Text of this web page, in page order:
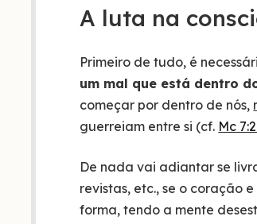
A luta na
Primeiro de tudo, é
um mal que está dentro
começar por dentro de nós,
guerreiam entre si (cf. Mc
De nada vai adiantar se
revistas, etc., se o coração
forma, tendo a mente